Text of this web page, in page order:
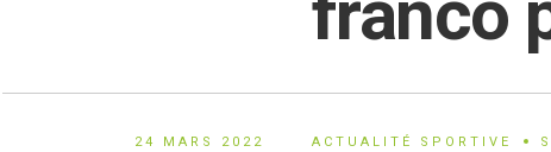
24 MARS 2022 ACTUALITÉ SPORTIVE